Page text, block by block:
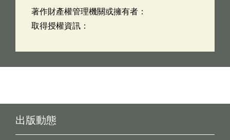
著作財產權管理機關或擁有者：
取得授權資訊：
出版動態